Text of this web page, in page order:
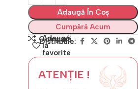
Adaugă În Coș
Cumpără Acum
Compară
Adaugă
la
favorite
Distribuie:
ATENȚIE !